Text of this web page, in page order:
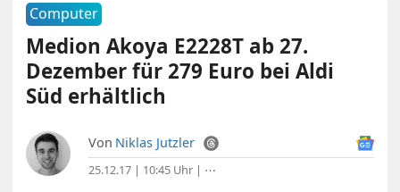
Computer
Medion Akoya E2228T ab 27.
Dezember für 279 Euro bei Aldi
Süd erhältlich
Von Niklas Jutzler
25.12.17 | 10:45 Uhr | ⋯